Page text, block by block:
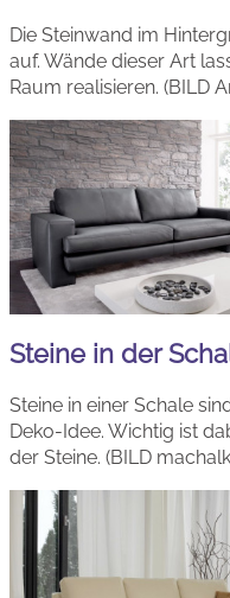
Die Steinwand im
auf. Wände dieser Art
Raum realisieren. (BILD
Steine in der
Steine in einer Schale
Deko-Idee. Wichtig ist
der Steine. (BILD